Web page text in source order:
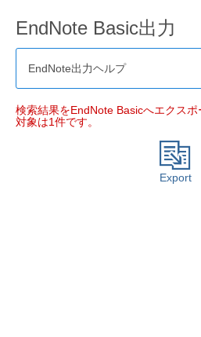
EndNote Basic出力
EndNote出力ヘルプ
検索結果をEndNote Basicへエクスポ
対象は1件です。
Export